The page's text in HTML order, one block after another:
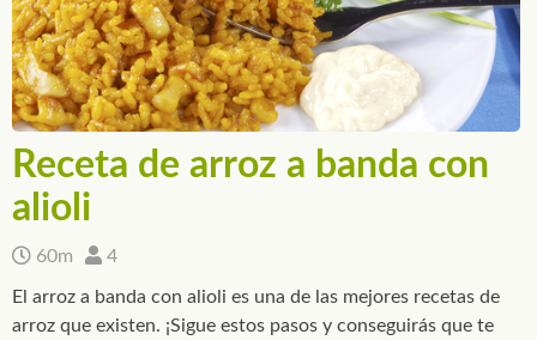
Receta de arroz a banda con
alioli
60m 4
El arroz a banda con alioli es una de las mejores recetas de
arroz que existen. ¡Sigue estos pasos y conseguirás que te